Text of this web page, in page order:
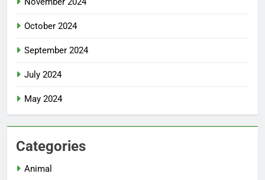
October 2024
September 2024
July 2024
May 2024
Categories
Animal